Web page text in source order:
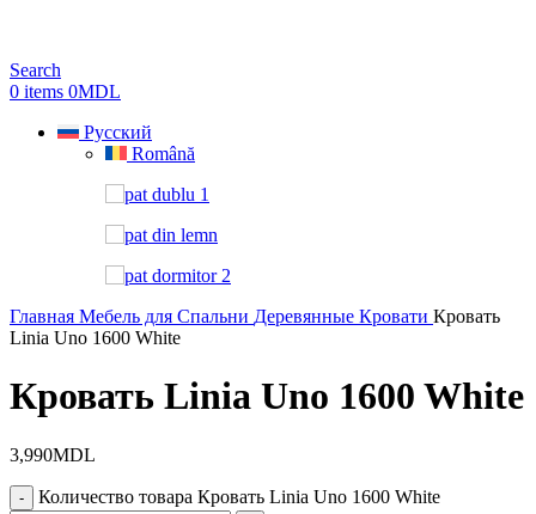
Search
0 items 0MDL
Русский
Română
Главная Мебель для Спальни Деревянные Кровати Кровать
Linia Uno 1600 White
Кровать Linia Uno 1600 White
3,990MDL
Количество товара Кровать Linia Uno 1600 White